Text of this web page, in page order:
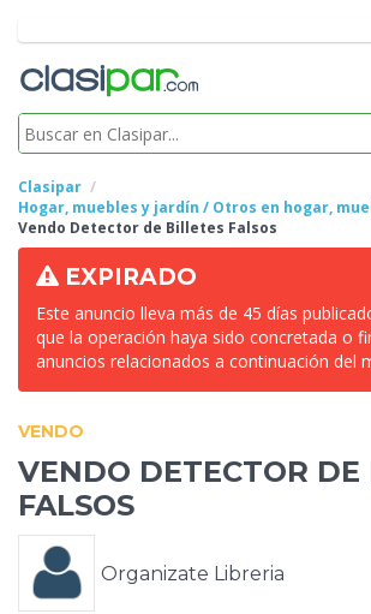
Clasipar
Hogar, muebles y jardín / Otros en hogar,
Vendo Detector de Billetes Falsos
EXPIRADO
Este anuncio lleva más de 45 días
que la operación haya sido concretada o
anuncios relacionados a continuación del
VENDO
VENDO DETECTOR DE
FALSOS
Organizate Libreria